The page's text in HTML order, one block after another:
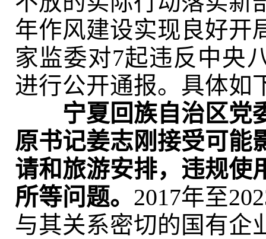
年作风建设实现良好开
家监委对7起违反中央
进行公开通报。具体如
宁夏回族自治区党
原书记姜志刚接受可能
请和旅游安排，违规使
所等问题。 2017年至
与其关系密切的国有企